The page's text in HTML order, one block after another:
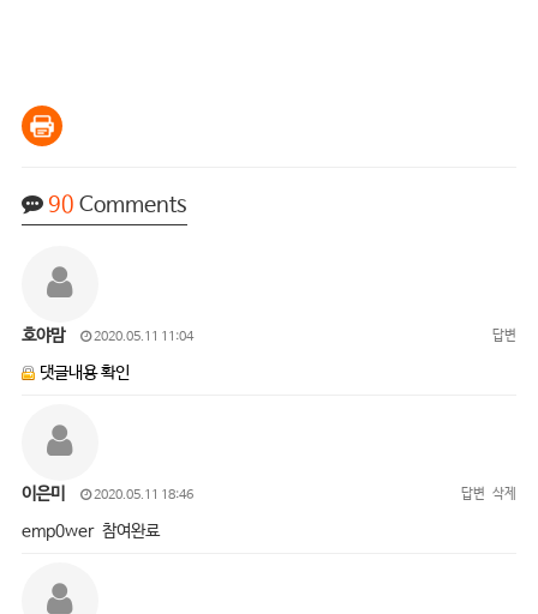
90 Comments
호야맘 2020.05.11 11:04 답변
댓글내용 확인
이은미 2020.05.11 18:46 답변 삭제
emp0wer 참여완료